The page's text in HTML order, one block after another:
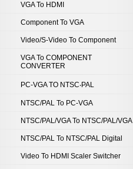
VGA To HDMI
Component To VGA
Video/S-Video To Component
VGA To COMPONENT
CONVERTER
PC-VGA TO NTSC‧PAL
NTSC/PAL To PC-VGA
NTSC/PAL/VGA To NTSC/PAL/VGA
NTSC/PAL To NTSC/PAL Digital
Video To HDMI Scaler Switcher